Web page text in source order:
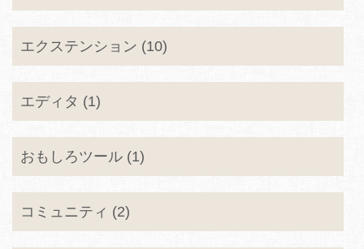
エクステンション (10)
エディタ (1)
おもしろツール (1)
コミュニティ (2)